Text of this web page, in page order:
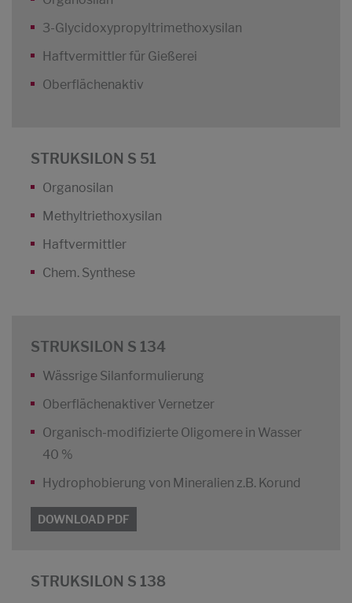
3-Glycidoxypropyltrimethoxysilan
Haftvermittler für Gießerei
Oberflächenaktiv
STRUKSILON S 51
Organosilan
Methyltriethoxysilan
Haftvermittler
Chem. Synthese
STRUKSILON S 134
Wässrige Silanformulierung
Oberflächenaktiver Vernetzer
Organisch-modifizierte Oligomere in Wasser
40 %
Hydrophobierung von Mineralien z.B. Korund
DOWNLOAD PDF
STRUKSILON S 138